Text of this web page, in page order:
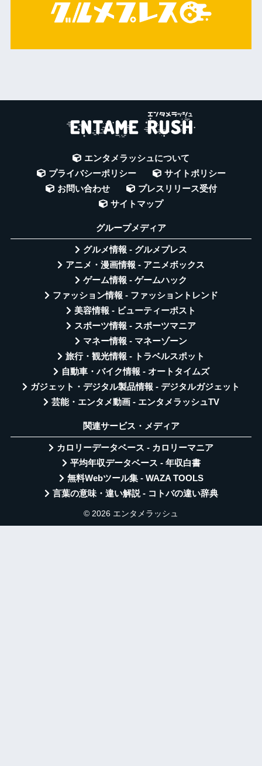
エンタメラッシュについて
プライバシーポリシー
サイトポリシー
お問い合わせ
プレスリリース受付
サイトマップ
グループメディア
グルメ情報 - グルメプレス
アニメ・漫画情報 - アニメボックス
ゲーム情報 - ゲームハック
ファッション情報 - ファッショントレンド
美容情報 - ビューティーポスト
スポーツ情報 - スポーツマニア
マネー情報 - マネーゾーン
旅行・観光情報 - トラベルスポット
自動車・バイク情報 - オートタイムズ
ガジェット・デジタル製品情報 - デジタルガジェット
芸能・エンタメ動画 - エンタメラッシュTV
関連サービス・メディア
カロリーデータベース - カロリーマニア
平均年収データベース - 年収白書
無料Webツール集 - WAZA TOOLS
言葉の意味・違い解説 - コトバの違い辞典
© 2026 エンタメラッシュ